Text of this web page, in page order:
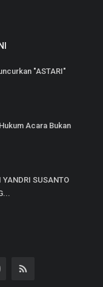
"ASTARI"
Acara Bukan
YANDRI SUSANTO